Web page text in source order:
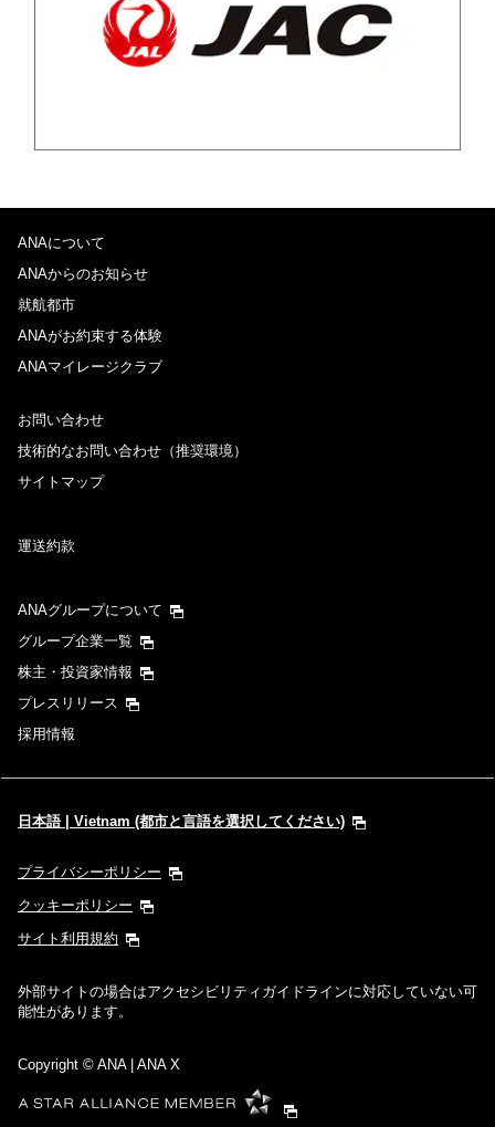
ANAについて
ANAからのお知らせ
就航都市
ANAがお約束する体験
ANAマイレージクラブ
お問い合わせ
技術的なお問い合わせ（推奨環境）
サイトマップ
運送約款
ANAグループについて
グループ企業一覧
株主・投資家情報
プレスリリース
採用情報
日本語 | Vietnam (都市と言語を選択してください)
プライバシーポリシー
クッキーポリシー
サイト利用規約
外部サイトの場合はアクセシビリティガイドラインに対応していない可
能性があります。
Copyright © ANA | ANA X